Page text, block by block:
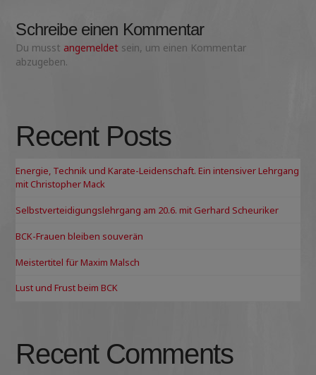
Schreibe einen Kommentar
Du musstangemeldet sein, um einen Kommentar
abzugeben.
Recent Posts
Energie, Technik und Karate-Leidenschaft. Ein intensiver Lehrgang
mit Christopher Mack
Selbstverteidigungslehrgang am 20.6. mit Gerhard Scheuriker
BCK-Frauen bleiben souverän
Meistertitel für Maxim Malsch
Lust und Frust beim BCK
Recent Comments